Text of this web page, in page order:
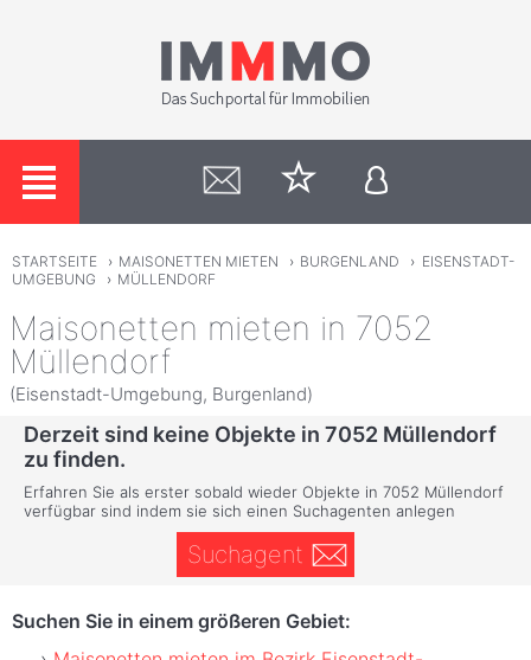
STARTSEITE › MAISONETTEN MIETEN › BURGENLAND › EISENSTADT-
UMGEBUNG
› MÜLLENDORF
Maisonetten mieten in 7052
Müllendorf
(Eisenstadt-Umgebung, Burgenland)
Derzeit sind keine Objekte in 7052 Müllendorf
zu finden.
Erfahren Sie als erster sobald wieder Objekte in 7052 Müllendorf
verfügbar sind indem sie sich einen Suchagenten anlegen
Suchagent
Suchen Sie in einem größeren Gebiet: